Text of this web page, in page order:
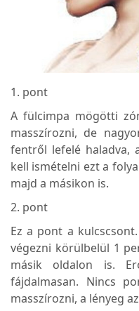
1. pont
A fülcimpa mögötti
masszírozni, de
fentről lefelé haladva,
kell ismételni ezt a
majd a másikon is.
2. pont
Ez a pont a
végezni körülbelül 1
másik oldalon is.
fájdalmasan. Nincs
masszírozni, a lényeg